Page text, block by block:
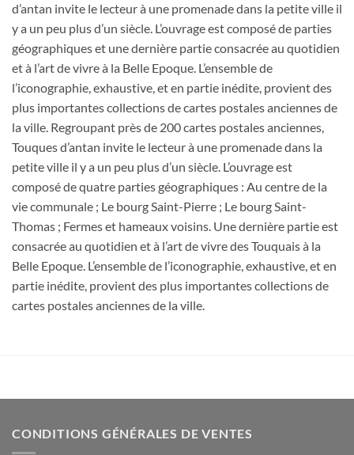
d’antan invite le lecteur à une promenade dans la petite ville il
y a un peu plus d’un siècle. L’ouvrage est composé de parties
géographiques et une dernière partie consacrée au quotidien
et à l’art de vivre à la Belle Epoque. L’ensemble de
l’iconographie, exhaustive, et en partie inédite, provient des
plus importantes collections de cartes postales anciennes de
la ville. Regroupant près de 200 cartes postales anciennes,
Touques d’antan invite le lecteur à une promenade dans la
petite ville il y a un peu plus d’un siècle. L’ouvrage est
composé de quatre parties géographiques : Au centre de la
vie communale ; Le bourg Saint-Pierre ; Le bourg Saint-
Thomas ; Fermes et hameaux voisins. Une dernière partie est
consacrée au quotidien et à l’art de vivre des Touquais à la
Belle Epoque. L’ensemble de l’iconographie, exhaustive, et en
partie inédite, provient des plus importantes collections de
cartes postales anciennes de la ville.
CONDITIONS GÉNÉRALES DE VENTES